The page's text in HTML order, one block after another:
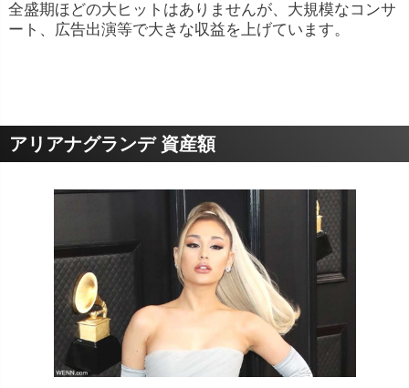
全盛期ほどの大ヒットはありませんが、大規模なコンサ
ート、広告出演等で大きな収益を上げています。
アリアナグランデ 資産額